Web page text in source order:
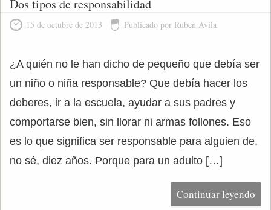
Dos tipos de responsabilidad
15 de octubre de 2013 Publicado por Ruben Avila
¿A quién no le han dicho de pequeño que debía ser
un niño o niña responsable? Que debía hacer los
deberes, ir a la escuela, ayudar a sus padres y
comportarse bien, sin llorar ni armas follones. Eso
es lo que significa ser responsable para alguien de,
no sé, diez años. Porque para un adulto […]
Continuar leyendo